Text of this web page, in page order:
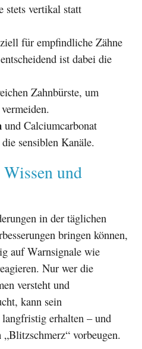
stets vertikal statt
für empfindliche Zähne
ist dabei die
Zahnbürste, um
und Calciumcarbonat
sensiblen Kanäle.
und
in der täglichen
bringen können,
auf Warnsignale wie
Nur wer die
versteht und
kann sein
erhalten – und
vorbeugen.